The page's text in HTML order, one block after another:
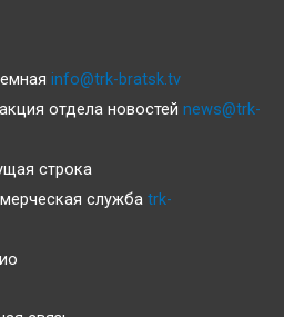
info@trk-bratsk.tv
отдела новостей news@trk-
строка
служба trk-